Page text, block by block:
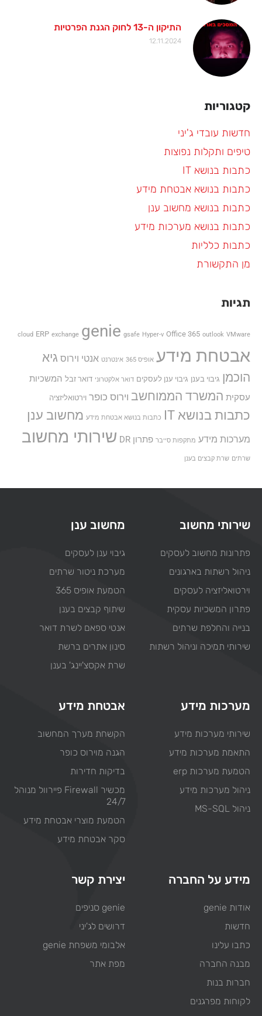
התיקון ה-13 לחוק הגנת הפרטיות
12.11.2024
קטגוריות
חדשות עובדי ג'יני
טיפים ותקלות נפוצות
כתבות בנושא IT
כתבות בנושא אבטחת מידע
כתבות בנושא מחשוב ענן
כתבות בנושא מערכות מידע
כתבות כלליות
מן התקשורת
תגיות
cloud ERP exchange genie gsafe Hyper-v Office 365 outlook VMware
אבטחת מידע אופיס 365 אינטרנט אנטי וירוס גיא
הוכמן גיבוי בענן גיבוי ענן לעסקים דואר אלקטרוני דואר זבל המשכיות
עסקית המשרד הממוחשב וירוס כופר וירטואליזציה
כתבות בנושא IT כתבות בנושא אבטחת מידע מחשוב ענן
מערכות מידע מתקפות סייבר פתרון DR שירותי מחשוב
שרתים שרת קבצים בענן
שירותי מחשוב
פתרונות מחשוב לעסקים
ניהול רשתות בארגונים
וירטואליזציה לעסקים
פתרון המשכיות עסקית
בנייה והחלפת שרתים
שירותי תמיכה וניהול רשתות
מחשוב ענן
גיבוי ענן לעסקים
מערכת ניטור שרתים
הטמעת אופיס 365
שיתוף קבצים בענן
אנטי ספאם לשרת דואר
סינון אתרים ברשת
שרת אקסצ'יינג' בענן
מערכות מידע
שירותי מערכות מידע
התאמת מערכות מידע
הטמעת מערכות erp
ניהול מערכות מידע
ניהול MS-SQL
אבטחת מידע
הקשחת מערך המחשוב
הגנה מוירוס כופר
בדיקות חדירות
מכשיר Firewall פיירוול מנוהל
24/7
הטמעת מוצרי אבטחת מידע
סקר אבטחת מידע
מידע על החברה
אודות genie
חדשות
כתבו עלינו
מבנה החברה
חברות בנות
לקוחות מפרגנים
יצירת קשר
genie סניפים
דרושים לג'יני
אלבומי משפחת genie
מפת אתר